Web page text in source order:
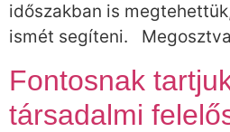
időszakban is
ismét segíteni.
Fontosnak
társadalmi